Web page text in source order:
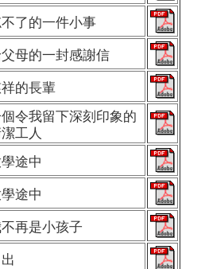
了的一件小事
母的一封感謝信
的長輩
令我留下深刻印象的
工人
途中
途中
再是小孩子